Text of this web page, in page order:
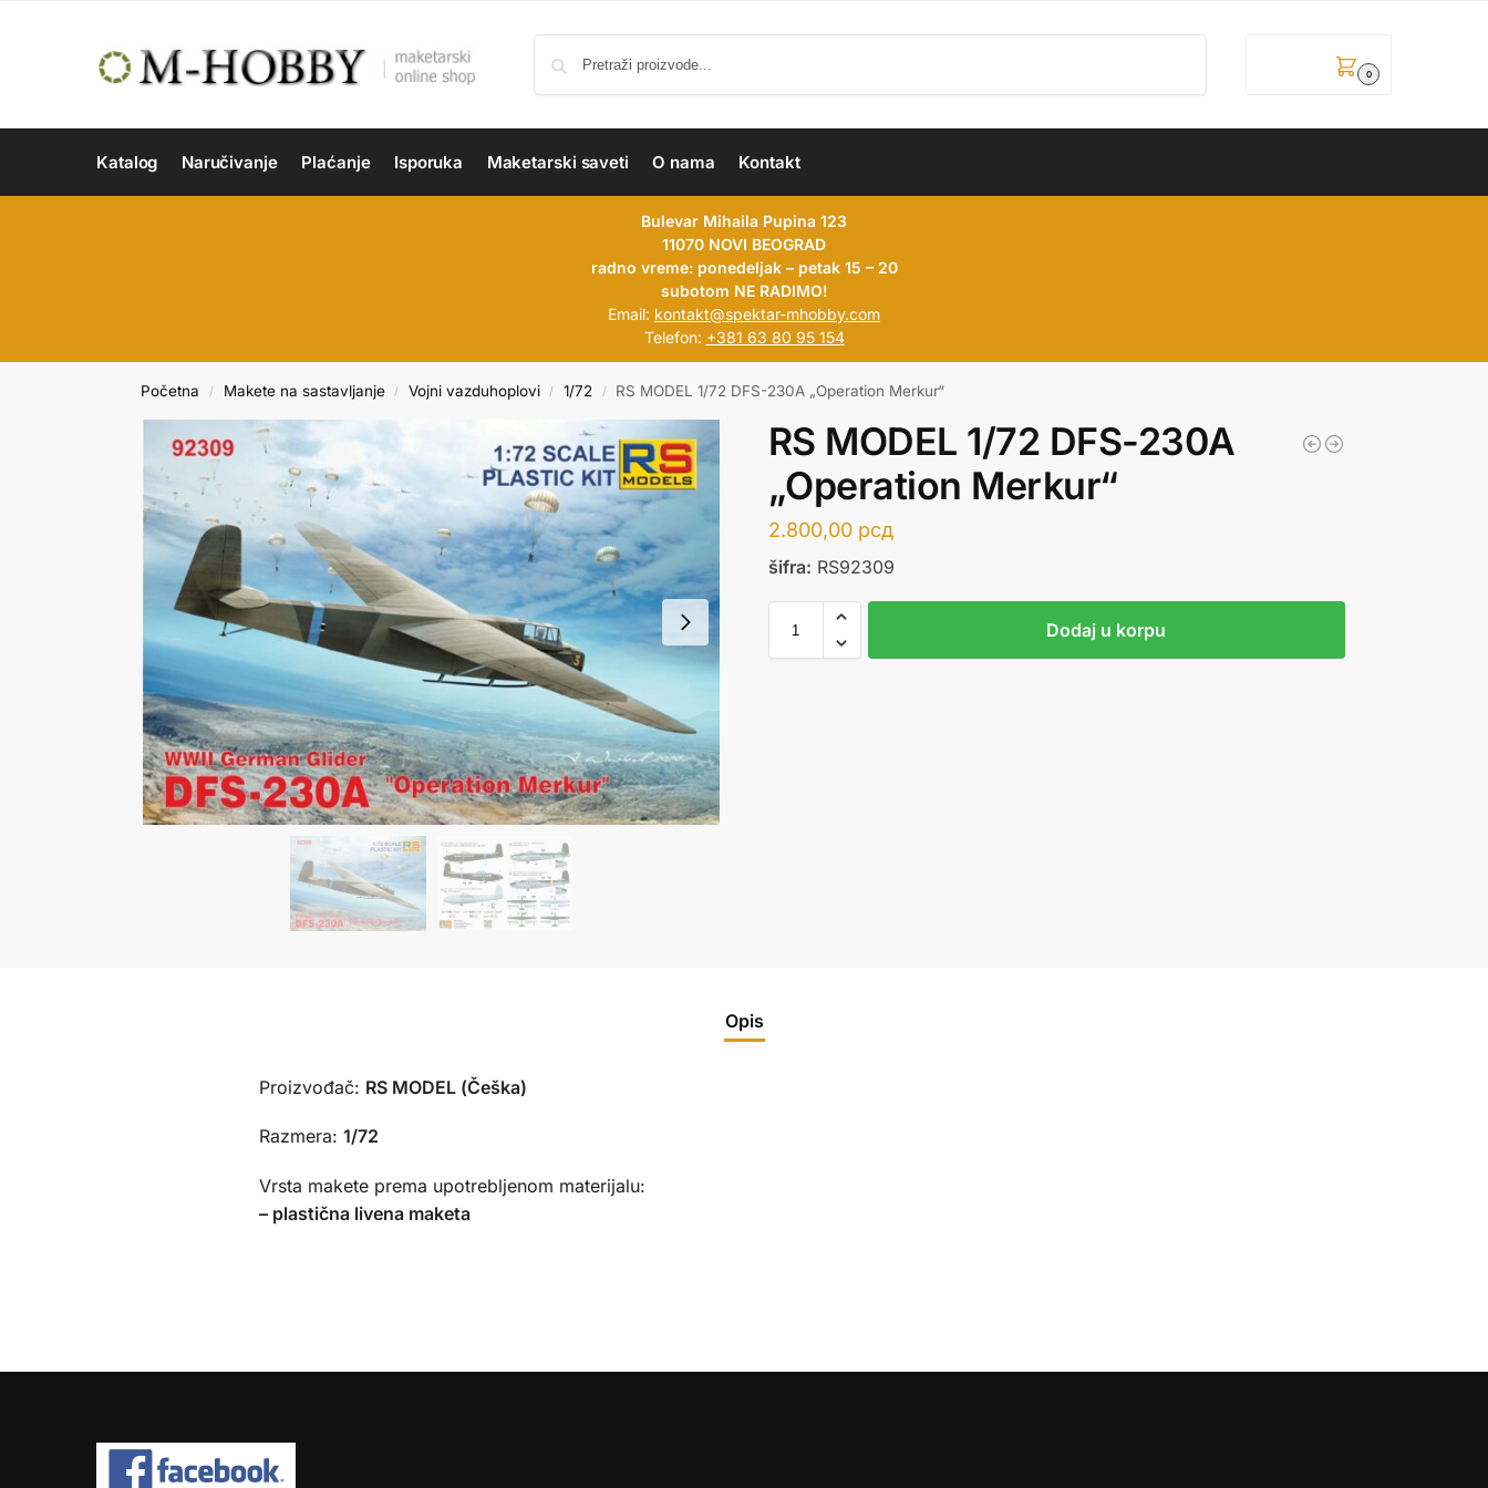
0
Katalog Naručivanje Plaćanje Isporuka Maketarski saveti O nama Kontakt
Bulevar Mihaila Pupina 123
11070 NOVI BEOGRAD
radno vreme: ponedeljak – petak 15 – 20
subotom NE RADIMO!
Email: kontakt@spektar-mhobby.com
Telefon: +381 63 80 95 154
Početna / Makete na sastavljanje / Vojni vazduhoplovi / 1/72 / RS MODEL 1/72 DFS-230A „Operation Merkur“
RS MODEL 1/72 DFS-230A
„Operation Merkur“
2.800,00 рсд
šifra: RS92309
Dodaj u korpu
Opis
Proizvođač: RS MODEL (Češka)
Razmera: 1/72
Vrsta makete prema upotrebljenom materijalu:
– plastična livena maketa